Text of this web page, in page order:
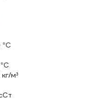
°С
м³